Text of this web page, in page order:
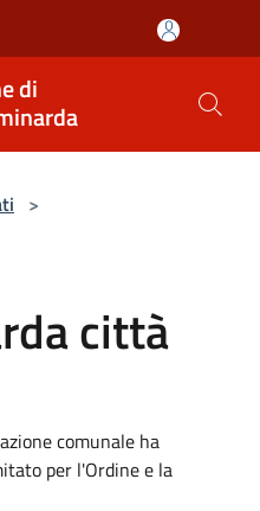
di
>
città
comunale ha
per l'Ordine e la